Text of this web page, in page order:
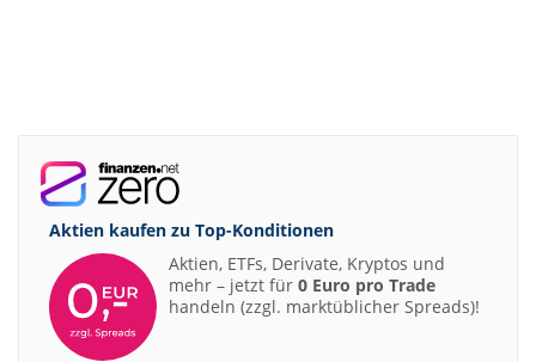
Aktien kaufen zu Top-Konditionen
Aktien, ETFs, Derivate, Kryptos und
mehr – jetzt für 0 Euro pro Trade
handeln (zzgl. marktüblicher Spreads)!